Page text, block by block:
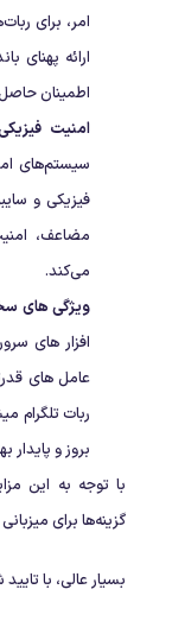
امر، برای
ارائه پهنای
اطمینان
امنیت
سیستم‌های
فیزیکی و
مضاعف،
می‌کند.
ویژگی های
افزار های
عامل های
ربات تلگرام
بروز و پایدار
با توجه به این
گزینه‌ها برای
بسیار عالی، با